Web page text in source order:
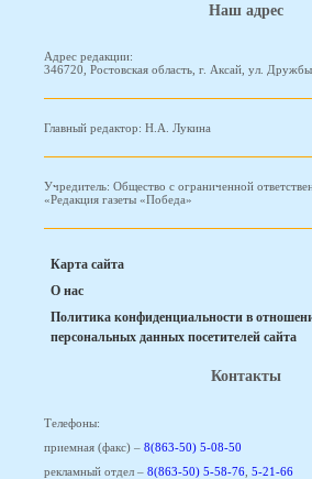
Наш адрес
Адрес редакции:
346720, Ростовская область, г. Аксай, ул.
Главный редактор: Н.А. Лукина
Учредитель: Общество с ограниченной
«Редакция газеты «Победа»
Карта сайта
О нас
Политика конфиденциальности в
персональных данных посетителей сайта
Контакты
Телефоны:
приемная (факс) – 8(863-50) 5-08-50
рекламный отдел – 8(863-50) 5-58-76 5-21-66